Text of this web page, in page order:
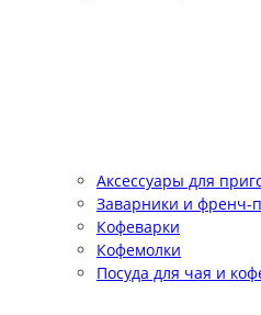
Аксессуары для
Заварники и френч-
Кофеварки
Кофемолки
Посуда для чая и